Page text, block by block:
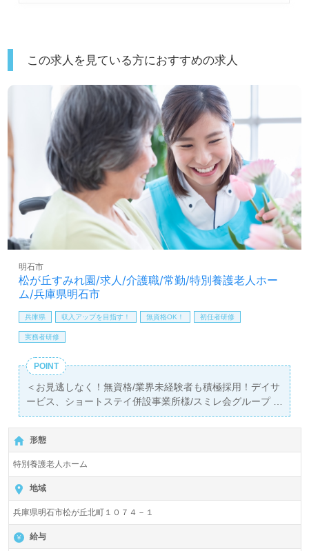
この求人を見ている方におすすめの求人
松が丘すみれ園/求人/介護職/常勤/特別養護老人ホー
ム/兵庫県明石市
明石市
兵庫県 収入アップを目指す！ 無資格OK！ 初任者研修
実務者研修
POINT
＜お見逃しなく！無資格/業界未経験者も積極採用！デイサ
ービス、ショートステイ併設事業所様/スミレ会グループ！
＞
◎介護職/正社員募集◎【月給225,000円～245,000円/賞与
2回】『明石駅』より路線バス、お車通勤可能です。
入居定員80名（ユニット型/全室個室）『松が丘すみれ園』
スミレ会グループ/社会福祉法人すみれ福祉会（本部：兵庫
県明石市）様の運営です。兵庫県、広島県、岡山県を中心
に特別養護老人ホーム、デイサービス、ショートステイ、
グループホーム、居宅介護支援事業を展開されています。
形態
特別養護老人ホーム
地域
兵庫県明石市松が丘北町１０７４－１
給与